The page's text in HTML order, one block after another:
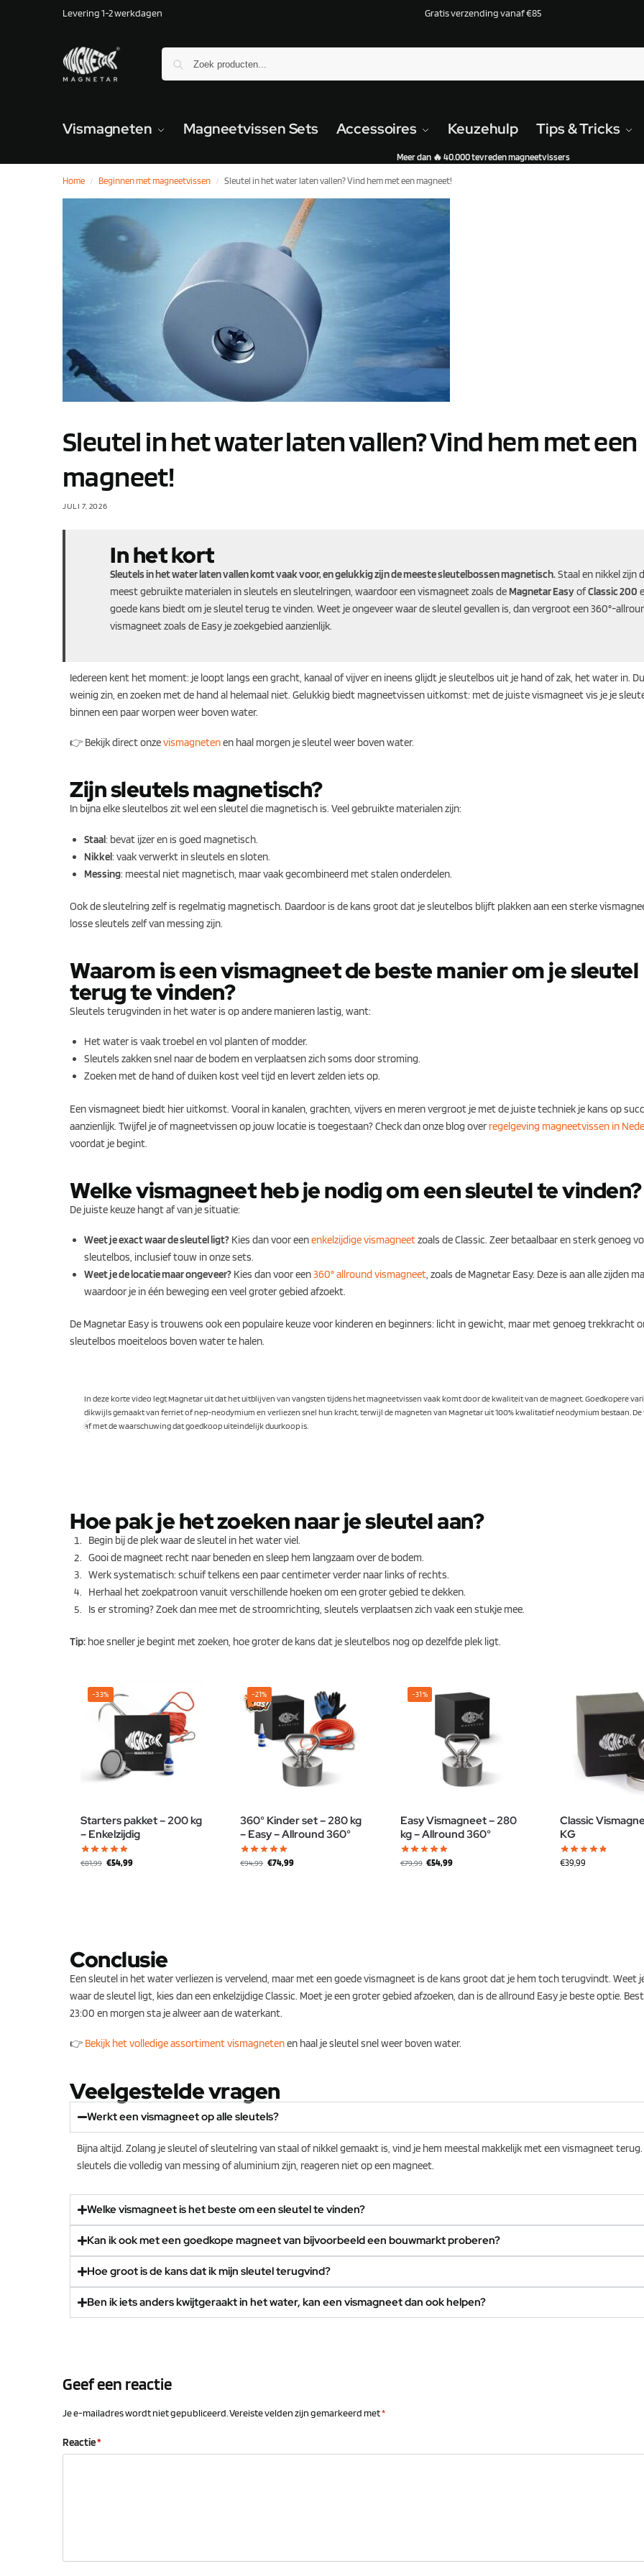
Levering 1-2 werkdagen Gratis verzending vanaf €85
Vismagneten Magneetvissen Sets Accessoires Keuzehulp Tips & Tricks
Meer dan 🔥 40.000 tevreden magneetvissers
Home / Beginnen met magneetvissen / Sleutel in het water laten vallen? Vind hem met een magneet!
Sleutel in het water laten vallen? Vind hem met een
magneet!
JULI 7, 2026
In het kort
Sleutels in het water laten vallen komt vaak voor, en gelukkig zijn de meeste sleutelbossen magnetisch.Staal en nikkel zijn
meest gebruikte materialen in sleutels en sleutelringen, waardoor een vismagneet zoals de Magnetar EasyofClassic 200
goede kans biedt om je sleutel terug te vinden. Weet je ongeveer waar de sleutel gevallen is, dan vergroot een 360°-
vismagneet zoals de Easy je zoekgebied aanzienlijk.
Iedereen kent het moment: je loopt langs een gracht, kanaal of vijver en ineens glijdt je sleutelbos uit je hand of zak, het water in.
weinig zin, en zoeken met de hand al helemaal niet. Gelukkig biedt magneetvissen uitkomst: met de juiste vismagneet vis je je
binnen een paar worpen weer boven water.
👉 Bekijk direct onzevismagnetenen haal morgen je sleutel weer boven water.
Zijn sleutels magnetisch?
In bijna elke sleutelbos zit wel een sleutel die magnetisch is. Veel gebruikte materialen zijn:
Staal: bevat ijzer en is goed magnetisch.
Nikkel: vaak verwerkt in sleutels en sloten.
Messing: meestal niet magnetisch, maar vaak gecombineerd met stalen onderdelen.
Ook de sleutelring zelf is regelmatig magnetisch. Daardoor is de kans groot dat je sleutelbos blijft plakken aan een sterke
losse sleutels zelf van messing zijn.
Waarom is een vismagneet de beste manier om je sleutel
terug te vinden?
Sleutels terugvinden in het water is op andere manieren lastig, want:
Het water is vaak troebel en vol planten of modder.
Sleutels zakken snel naar de bodem en verplaatsen zich soms door stroming.
Zoeken met de hand of duiken kost veel tijd en levert zelden iets op.
Een vismagneet biedt hier uitkomst. Vooral in kanalen, grachten, vijvers en meren vergroot je met de juiste techniek je kans op
aanzienlijk. Twijfel je of magneetvissen op jouw locatie is toegestaan? Check dan onze blog over regelgeving magneetvissen in
voordat je begint.
Welke vismagneet heb je nodig om een sleutel te vinden?
De juiste keuze hangt af van je situatie:
Weet je exact waar de sleutel ligt? Kies dan voor eenenkelzijdige vismagneetzoals de Classic. Zeer betaalbaar en sterk genoeg
sleutelbos, inclusief touw in onze sets.
Weet je de locatie maar ongeveer? Kies dan voor een360° allround vismagneet, zoals de Magnetar Easy. Deze is aan alle zijden
waardoor je in één beweging een veel groter gebied afzoekt.
De Magnetar Easy is trouwens ook een populaire keuze voor kinderen en beginners: licht in gewicht, maar met genoeg trekkracht
sleutelbos moeiteloos boven water te halen.
In deze korte video legt Magnetar uit dat het uitblijven van vangsten tijdens het magneetvissen vaak komt door de kwaliteit van de magneet. Goedkopere
dikwijls gemaakt van ferriet of nep-neodymium en verliezen snel hun kracht, terwijl de magneten van Magnetar uit 100% kwalitatief neodymium bestaan.
af met de waarschuwing dat goedkoop uiteindelijk duurkoop is.
Hoe pak je het zoeken naar je sleutel aan?
Begin bij de plek waar de sleutel in het water viel.
Gooi de magneet recht naar beneden en sleep hem langzaam over de bodem.
Werk systematisch: schuif telkens een paar centimeter verder naar links of rechts.
Herhaal het zoekpatroon vanuit verschillende hoeken om een groter gebied te dekken.
Is er stroming? Zoek dan mee met de stroomrichting, sleutels verplaatsen zich vaak een stukje mee.
Tip: hoe sneller je begint met zoeken, hoe groter de kans dat je sleutelbos nog op dezelfde plek ligt.
-33%
Starters pakket – 200 kg
– Enkelzijdig
€81,99 €54,99
-21%
360° Kinder set – 280 kg
– Easy – Allround 360°
€94,99 €74,99
-31%
Easy Vismagneet – 280
kg – Allround 360°
€79,99 €54,99
Classic
KG
€39,99
Conclusie
Een sleutel in het water verliezen is vervelend, maar met een goede vismagneet is de kans groot dat je hem toch terugvindt. Weet
waar de sleutel ligt, kies dan een enkelzijdige Classic. Moet je een groter gebied afzoeken, dan is de allround Easy je beste optie.
23:00 en morgen sta je alweer aan de waterkant.
👉 Bekijk het volledige assortiment vismagnetenen haal je sleutel snel weer boven water.
Veelgestelde vragen
Werkt een vismagneet op alle sleutels?
Bijna altijd. Zolang je sleutel of sleutelring van staal of nikkel gemaakt is, vind je hem meestal makkelijk met een vismagneet
sleutels die volledig van messing of aluminium zijn, reageren niet op een magneet.
Welke vismagneet is het beste om een sleutel te vinden?
Kan ik ook met een goedkope magneet van bijvoorbeeld een bouwmarkt proberen?
Hoe groot is de kans dat ik mijn sleutel terugvind?
Ben ik iets anders kwijtgeraakt in het water, kan een vismagneet dan ook helpen?
Geef een reactie
Je e-mailadres wordt niet gepubliceerd.Vereiste velden zijn gemarkeerd met*
Reactie*